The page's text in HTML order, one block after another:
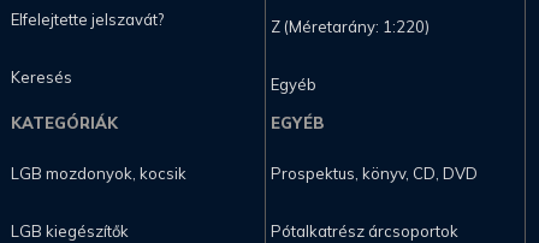
Elfelejtette jelszavát?
Keresés
Z (Méretarány: 1:220)
Egyéb
KATEGÓRIÁK
LGB mozdonyok, kocsik
LGB kiegészítők
EGYÉB
Prospektus, könyv, CD, DVD
Pótalkatrész árcsoportok